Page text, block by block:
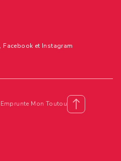
et Instagram
Mon Toutou